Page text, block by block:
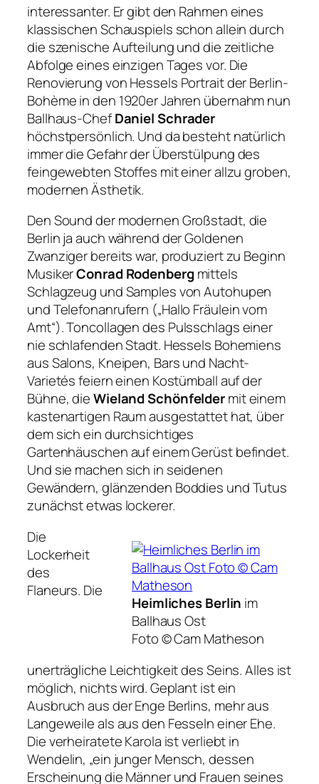
interessanter. Er gibt den Rahmen eines
klassischen Schauspiels schon allein durch
die szenische Aufteilung und die zeitliche
Abfolge eines einzigen Tages vor. Die
Renovierung von Hessels Portrait der Berlin-
Bohème in den 1920er Jahren übernahm nun
Ballhaus-ChefDaniel Schrader
höchstpersönlich. Und da besteht natürlich
immer die Gefahr der Überstülpung des
feingewebten Stoffes mit einer allzu groben,
modernen Ästhetik.
Den Sound der modernen Großstadt, die
Berlin ja auch während der Goldenen
Zwanziger bereits war, produziert zu Beginn
MusikerConrad Rodenberg mittels
Schlagzeug und Samples von Autohupen
und Telefonanrufern („Hallo Fräulein vom
Amt“). Toncollagen des Pulsschlags einer
nie schlafenden Stadt. Hessels Bohemiens
aus Salons, Kneipen, Bars und Nacht-
Varietés feiern einen Kostümball auf der
Bühne, dieWieland Schönfeldermit einem
kastenartigen Raum ausgestattet hat, über
dem sich ein durchsichtiges
Gartenhäuschen auf einem Gerüst befindet.
Und sie machen sich in seidenen
Gewändern, glänzenden Boddies und Tutus
zunächst etwas lockerer.
Heimliches Berlin im
Ballhaus Ost
Foto © Cam Matheson
Die
Lockerheit
des
Flaneurs. Die
unerträgliche Leichtigkeit des Seins. Alles ist
möglich, nichts wird. Geplant ist ein
Ausbruch aus der Enge Berlins, mehr aus
Langeweile als aus den Fesseln einer Ehe.
Die verheiratete Karola ist verliebt in
Wendelin, „ein junger Mensch, dessen
Erscheinung die Männer und Frauen seines